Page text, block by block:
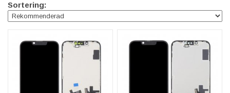
leverans.
Till iPhone 16e finns tre skärmtyper.In-Cell / LCD är det mest
prisvärda valet för vardagsbruk med snabb touch och tunn
flexibel panel och djup svärta.
ger äkta Apple-
OLED i originalklass med perfekt färg, svärta och hög
Sortering: